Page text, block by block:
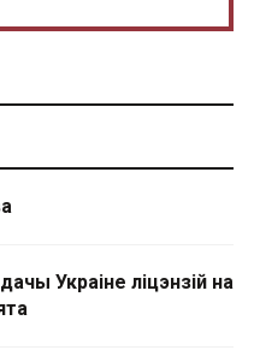
Украіне ліцэнзій на